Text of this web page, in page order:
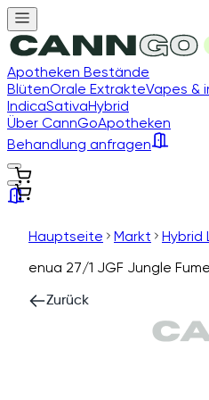
Apotheken Bestände
BlütenOrale ExtrakteVapes &
IndicaSativaHybrid
Über CannGoApotheken
Behandlung anfragen
Hauptseite Markt
Hybrid
enua 27/1 JGF Jungle
Zurück